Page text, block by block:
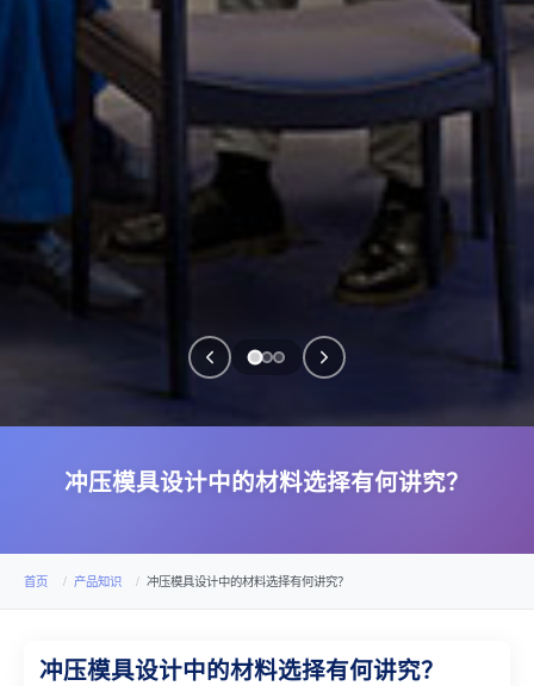
冲压模具设计中的材料选择有何讲究？
首页 产品知识 冲压模具设计中的材料选择有何讲究？
冲压模具设计中的材料选择有何讲究？